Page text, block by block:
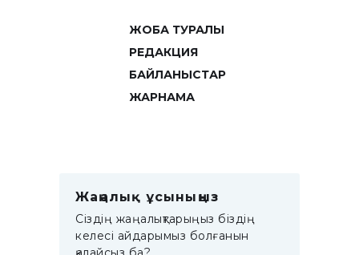
ЖОБА ТУРАЛЫ
РЕДАКЦИЯ
БАЙЛАНЫСТАР
ЖАРНАМА
Жаңалық ұсыныңыз
Сіздің жаңалықтарыңыз біздің
келесі айдарымыз болғанын